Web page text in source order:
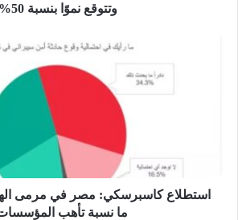
وتتوقع نموًا بنسبة 50%
تأهباستطلاع كاسبرسكي: مصر في مرمى
ما نسبة تأهب